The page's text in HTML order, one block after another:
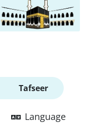
Tafseer
Language